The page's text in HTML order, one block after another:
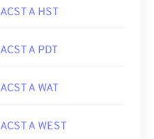
ACST A HST
ACST A PDT
ACST A WAT
ACST A WEST